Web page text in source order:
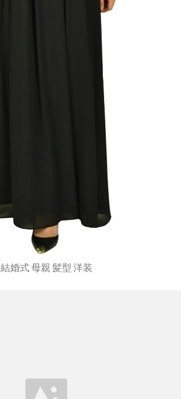
結婚式 母親 髪型 洋装